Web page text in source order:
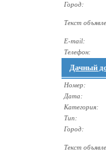
Город:
Текст
E-mail:
Телефон:
Дачный
Номер:
Дата:
Категория:
Тип:
Город:
Текст